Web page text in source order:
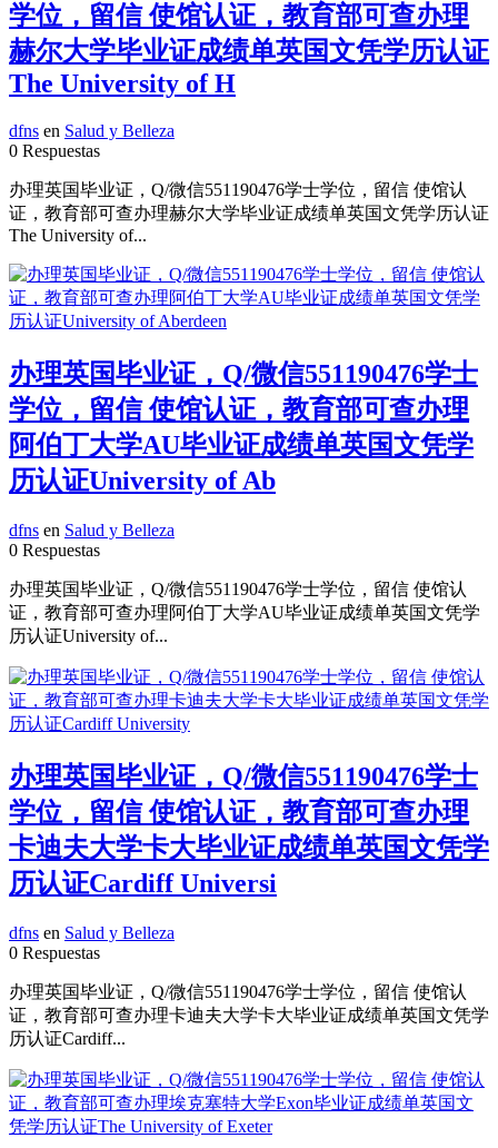
学位，留信 使馆认证，教育部可查办理
赫尔大学毕业证成绩单英国文凭学历认证
The University of H
dfns en Salud y Belleza
0 Respuestas
办理英国毕业证，Q/微信551190476学士学位，留信 使馆认
证，教育部可查办理赫尔大学毕业证成绩单英国文凭学历认证
The University of...
办理英国毕业证，Q/微信551190476学士
学位，留信 使馆认证，教育部可查办理
阿伯丁大学AU毕业证成绩单英国文凭学
历认证University of Ab
dfns en Salud y Belleza
0 Respuestas
办理英国毕业证，Q/微信551190476学士学位，留信 使馆认
证，教育部可查办理阿伯丁大学AU毕业证成绩单英国文凭学
历认证University of...
办理英国毕业证，Q/微信551190476学士
学位，留信 使馆认证，教育部可查办理
卡迪夫大学卡大毕业证成绩单英国文凭学
历认证Cardiff Universi
dfns en Salud y Belleza
0 Respuestas
办理英国毕业证，Q/微信551190476学士学位，留信 使馆认
证，教育部可查办理卡迪夫大学卡大毕业证成绩单英国文凭学
历认证Cardiff...